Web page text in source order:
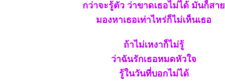
กว่าจะรู้ตัว ว่าขาดเธอไม่ได้ มันก็สา
มองหาเธอเท่าไหร่ก็ไม่เห็นเธอ
ถ้าไม่เหงาก็ไม่รู้
ว่าฉันรักเธอหมดหัวใจ
รู้ในวันที่บอกไม่ได้